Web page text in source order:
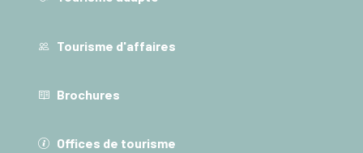
Tourisme d'affaires
Brochures
Offices de tourisme